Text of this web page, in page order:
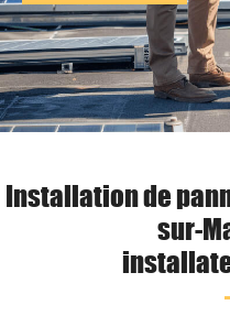
Installation de
sur-